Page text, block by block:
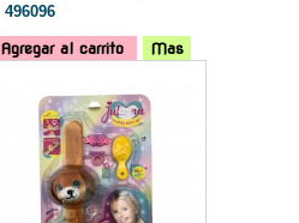
496096
Agregar al carrito
Mas